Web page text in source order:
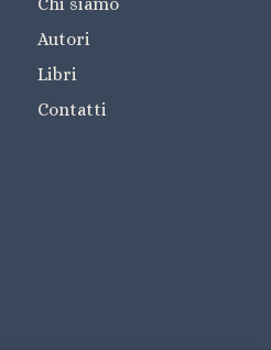
Autori
Libri
Contatti